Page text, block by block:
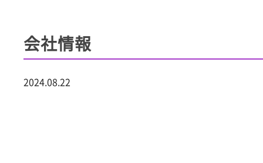
会社情報
2024.08.22